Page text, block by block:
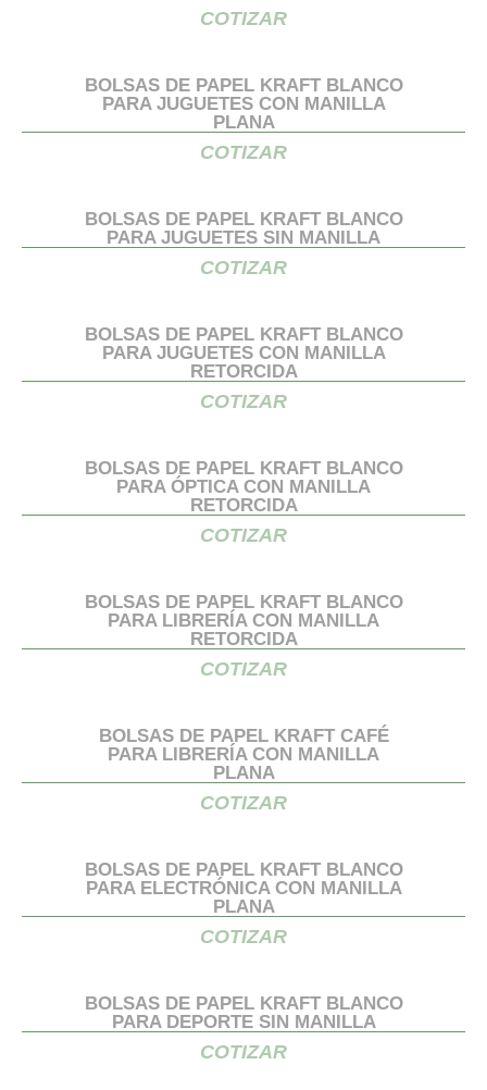
COTIZAR
BOLSAS DE PAPEL KRAFT BLANCO
PARA JUGUETES CON MANILLA
PLANA
COTIZAR
BOLSAS DE PAPEL KRAFT BLANCO
PARA JUGUETES SIN MANILLA
COTIZAR
BOLSAS DE PAPEL KRAFT BLANCO
PARA JUGUETES CON MANILLA
RETORCIDA
COTIZAR
BOLSAS DE PAPEL KRAFT BLANCO
PARA ÓPTICA CON MANILLA
RETORCIDA
COTIZAR
BOLSAS DE PAPEL KRAFT BLANCO
PARA LIBRERÍA CON MANILLA
RETORCIDA
COTIZAR
BOLSAS DE PAPEL KRAFT CAFÉ
PARA LIBRERÍA CON MANILLA
PLANA
COTIZAR
BOLSAS DE PAPEL KRAFT BLANCO
PARA ELECTRÓNICA CON MANILLA
PLANA
COTIZAR
BOLSAS DE PAPEL KRAFT BLANCO
PARA DEPORTE SIN MANILLA
COTIZAR